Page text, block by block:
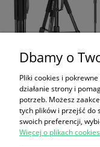
Dbamy o
Pliki cookies i
działanie strony i
potrzeb. Możesz
tych plików i przejść do
swoich preferencji,
Więcej o plikach